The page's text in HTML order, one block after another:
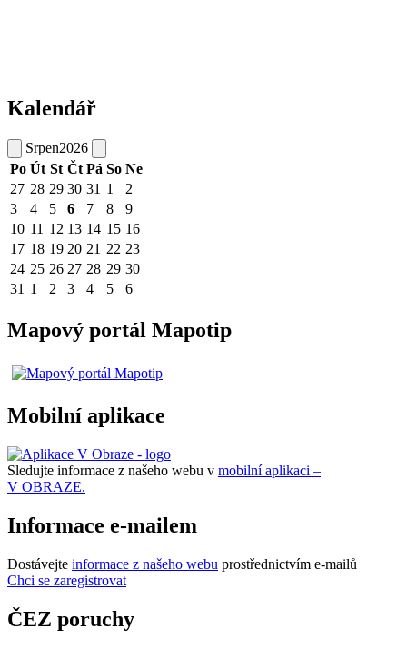
Kalendář
Srpen2026
Po Út St Čt Pá So Ne
27 28 29 30 31 1
2
3
4 5 6 7 8
9
10 11 12 13 14 15 16
17 18 19 20 21 22 23
24 25 26 27 28 29 30
31 1 2 3 4 5 6
Mapový portál Mapotip
Mobilní aplikace
Sledujte informace z našeho webu v mobilní aplikaci –
V OBRAZE.
Informace e-mailem
Dostávejte informace z našeho webu prostřednictvím e-mailů
Chci se zaregistrovat
ČEZ poruchy